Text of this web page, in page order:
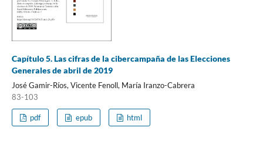
Capítulo 5. Las cifras de la cibercampaña de las Elecciones
Generales de abril de 2019
José Gamir-Ríos, Vicente Fenoll, María Iranzo-Cabrera
83-103
pdf epub html